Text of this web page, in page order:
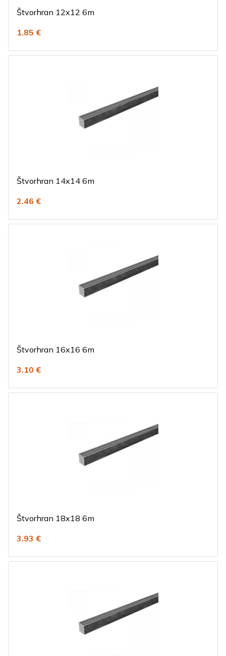
Štvorhran 12x12 6m
1.85 €
Štvorhran 14x14 6m
2.46 €
Štvorhran 16x16 6m
3.10 €
Štvorhran 18x18 6m
3.93 €